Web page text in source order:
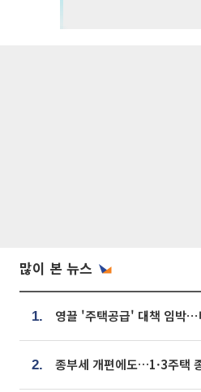
많이 본 뉴스
1.
2.